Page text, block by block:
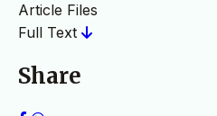
Article Files
Full Text
Share